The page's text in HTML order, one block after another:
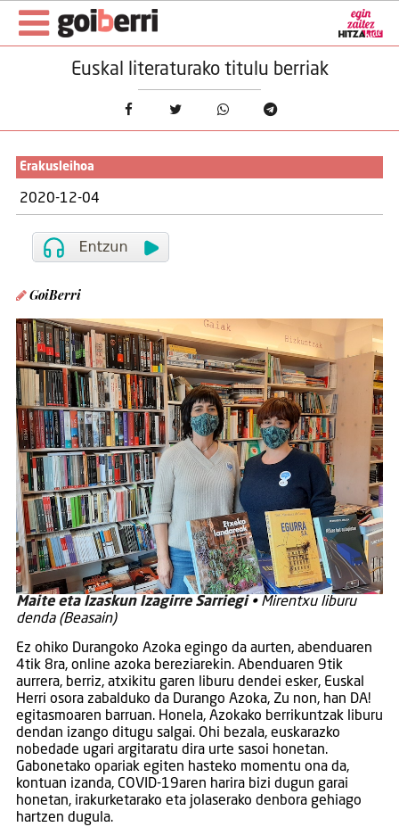
Euskal literaturako titulu berriak
Erakusleihoa
2020-12-04
GoiBerri
Maite eta Izaskun Izagirre Sarriegi• Mirentxu liburu
denda (Beasain)
Ez ohiko Durangoko Azoka egingo da aurten, abenduaren
4tik 8ra, online azoka bereziarekin. Abenduaren 9tik
aurrera, berriz, atxikitu garen liburu dendei esker, Euskal
Herri osora zabalduko da Durango Azoka, Zu non, han DA!
egitasmoaren barruan. Honela, Azokako berrikuntzak liburu
dendan izango ditugu salgai. Ohi bezala, euskarazko
nobedade ugari argitaratu dira urte sasoi honetan.
Gabonetako opariak egiten hasteko momentu ona da,
kontuan izanda, COVID-19aren harira bizi dugun garai
honetan, irakurketarako eta jolaserako denbora gehiago
hartzen dugula.